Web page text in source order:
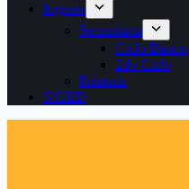
Ingreso
Secundaria
Ciclo Básico
2do Ciclo
Primaria
SIGED